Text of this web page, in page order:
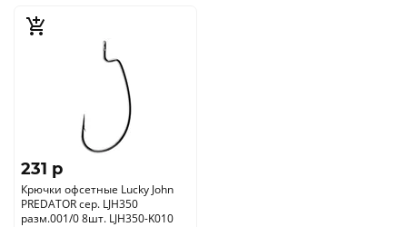
231 p
Крючки офсетные Lucky John
PREDATOR сер. LJH350
разм.001/0 8шт. LJH350-K010